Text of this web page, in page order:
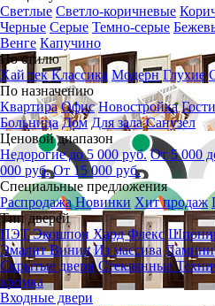
Светлые Светло-коричневые
Черные Серые Темно-серые
Венге Капучино
По стилю
Хай тек Классика Модерн Глухие
По назначению
Квартира Офис Новостройка
Больница Дом Для зала Санузел
Ценовой диапазон
Недорогие до 5 000 руб. От 5 000
000 руб. От 15 000 руб.
Специальные предложения
Распродажа Новинки Хит продаж
Тип дверей
ПЭТЭкошпон Хард Флекс
ЭмалитВинил Из массива
Скрытые двери Стеклянные
кромка
Входные двери